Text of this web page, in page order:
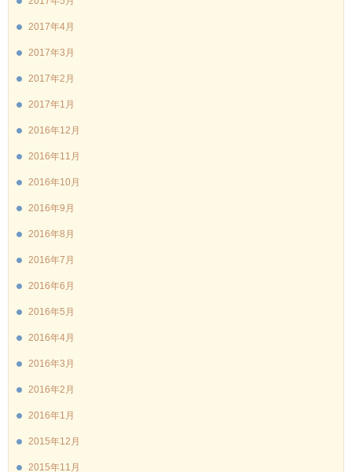
2017年4月
2017年3月
2017年2月
2017年1月
2016年12月
2016年11月
2016年10月
2016年9月
2016年8月
2016年7月
2016年6月
2016年5月
2016年4月
2016年3月
2016年2月
2016年1月
2015年12月
2015年11月